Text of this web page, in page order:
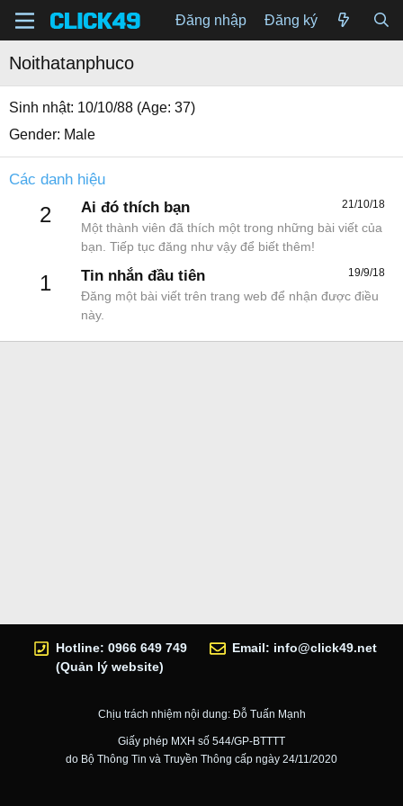
Đăng nhập Đăng ký
Noithatanphuco
Sinh nhật 10/10/88 (Age: 37)
Gender Male
Các danh hiệu
2 21/10/18
Ai đó thích bạn
Một thành viên đã thích một trong những bài viết của
bạn. Tiếp tục đăng như vậy để biết thêm!
1 19/9/18
Tin nhắn đầu tiên
Đăng một bài viết trên trang web để nhận được điều
này.
Hotline: 0966 649 749
(Quản lý website)
Email: info@click49.net
Chịu trách nhiệm nội dung: Đỗ Tuấn Mạnh
Giấy phép MXH số 544/GP-BTTTT
do Bộ Thông Tin và Truyền Thông cấp ngày 24/11/2020